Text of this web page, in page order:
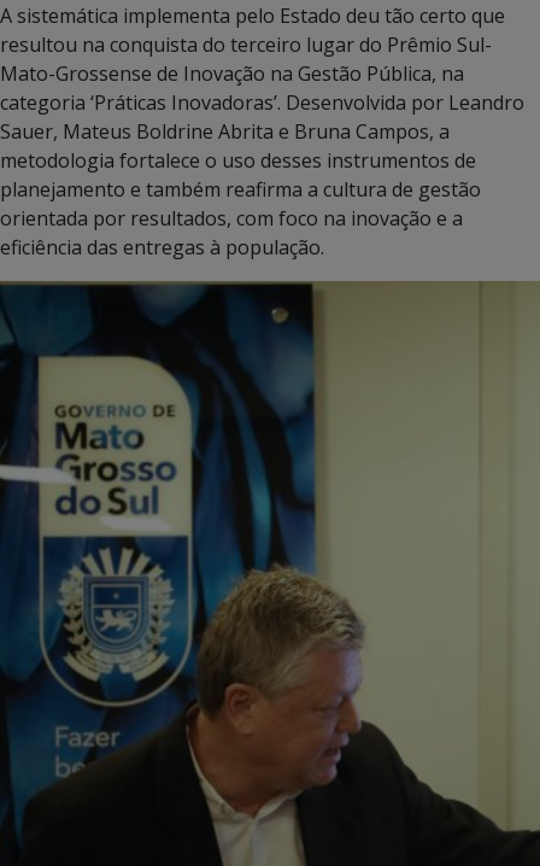
A sistemática implementa pelo Estado deu tão certo que
resultou na conquista do terceiro lugar do Prêmio Sul-
Mato-Grossense de Inovação na Gestão Pública, na
categoria ‘Práticas Inovadoras’. Desenvolvida por Leandro
Sauer, Mateus Boldrine Abrita e Bruna Campos, a
metodologia fortalece o uso desses instrumentos de
planejamento e também reafirma a cultura de gestão
orientada por resultados, com foco na inovação e a
eficiência das entregas à população.